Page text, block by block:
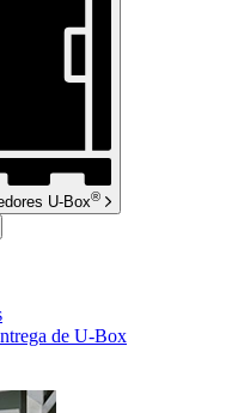
U-Box®
de U-Box